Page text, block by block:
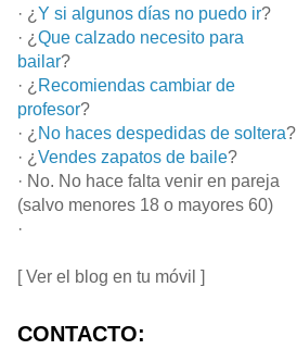
· ¿ Y si algunos días no puedo ir?
· ¿ Que calzado necesito para
bailar?
· ¿ Recomiendas cambiar de
profesor?
· ¿ No haces despedidas de soltera?
· ¿ Vendes zapatos de baile?
· No. No hace falta venir en pareja
(salvo menores 18 o mayores 60)
·
[ Ver el blog en tu móvil ]
CONTACTO: